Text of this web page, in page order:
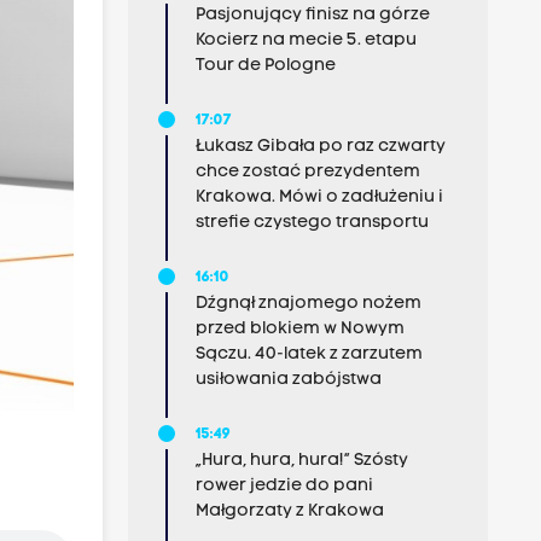
Pasjonujący finisz na górze
Kocierz na mecie 5. etapu
Tour de Pologne
17:07
Łukasz Gibała po raz czwarty
chce zostać prezydentem
Krakowa. Mówi o zadłużeniu i
strefie czystego transportu
16:10
Dźgnął znajomego nożem
przed blokiem w Nowym
Sączu. 40-latek z zarzutem
usiłowania zabójstwa
15:49
„Hura, hura, hura!” Szósty
rower jedzie do pani
Małgorzaty z Krakowa